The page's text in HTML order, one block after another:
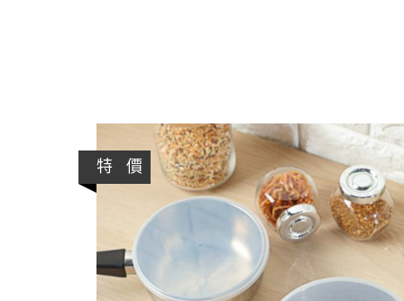
特 價